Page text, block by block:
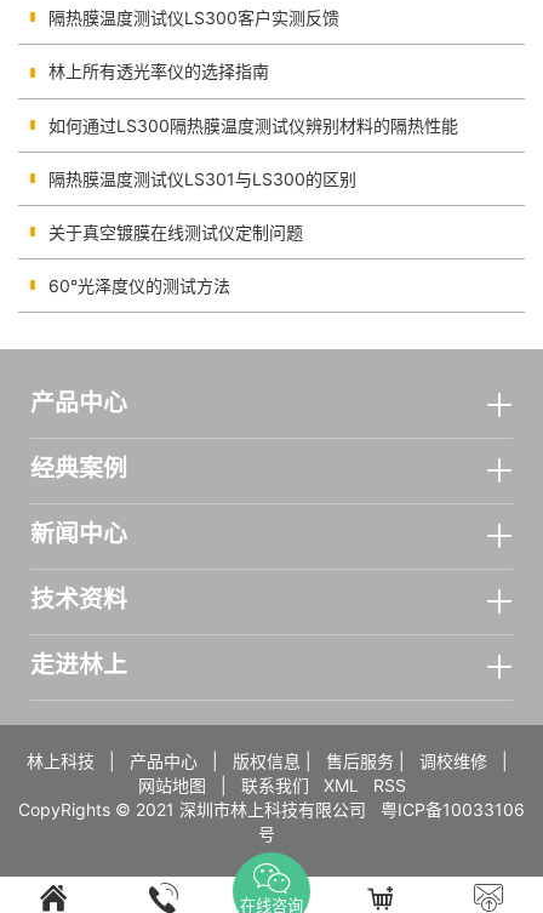
隔热膜温度测试仪LS300客户实测反馈
林上所有透光率仪的选择指南
如何通过LS300隔热膜温度测试仪辨别材料的隔热性能
隔热膜温度测试仪LS301与LS300的区别
关于真空镀膜在线测试仪定制问题
60°光泽度仪的测试方法
产品中心
经典案例
新闻中心
技术资料
走进林上
林上科技 产品中心| 版权信息 售后服务| 调校维修|
网站地图
联系我们 XML
RSS
CopyRights © 2021 深圳市林上科技有限公司 粤ICP备10033106
号
在线咨询